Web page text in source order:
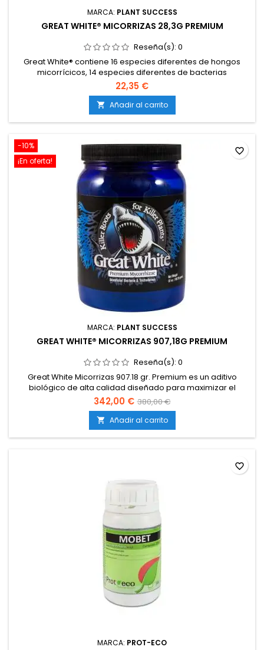
MARCA: PLANT SUCCESS
GREAT WHITE® MICORRIZAS 28,3G PREMIUM
Reseña(s): 0
Great White® contiene 16 especies diferentes de hongos
micorrícicos, 14 especies diferentes de bacterias
beneficiosas y 2 especies de trichoderma, todo en un solo
producto, ayudando a la colonización óptima de los
sistemas de raíces por parte de los hongos.
22,35 €
 Añadir al carrito
-10%
¡En oferta!
MARCA: PLANT SUCCESS
GREAT WHITE® MICORRIZAS 907,18G PREMIUM
Reseña(s): 0
Great White Micorrizas 907.18 gr. Premium es un aditivo
biológico de alta calidad diseñado para maximizar el
desarrollo radicular y mejorar la absorción de nutrientes en
las plantas. Este producto de micorrizas premium contiene
una mezcla altamente concentrada de hongos micorrízicos,
tricodermas y bacterias beneficiosas que trabajan en
simbiosis con las...
342,00 € 380,00 €
 Añadir al carrito
favorite_border
MARCA: PROT-ECO
favorite_border